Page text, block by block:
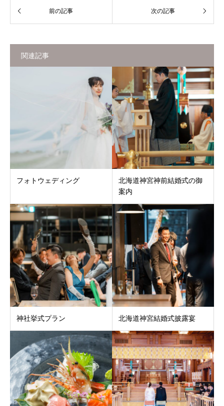
関連記事
フォトウェディング
北海道神宮神前結婚式の御
案内
神社挙式プラン 北海道神宮結婚式披露宴